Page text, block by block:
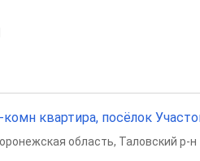
комн квартира, посёлок
область, Таловский р-н